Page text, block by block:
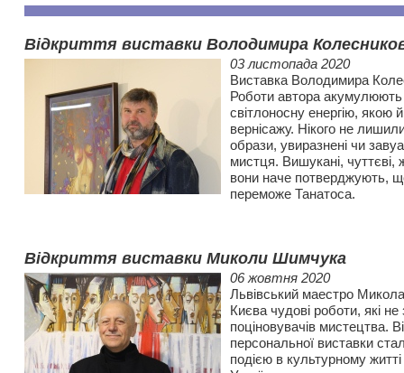
Відкриття виставки Володимира
03 листопада 2020
Виставка Володимира
Роботи автора
світлоносну енергію, якою
вернісажу. Нікого не
образи, увиразнені чи
мистця. Вишукані, чуттєві,
вони наче потверджують,
переможе Танатоса.
Відкриття виставки Миколи Шимчука
06 жовтня 2020
Львівський маестро
Києва чудові роботи, які
поціновувачів мистецтва.
персональної виставки
подією в культурному